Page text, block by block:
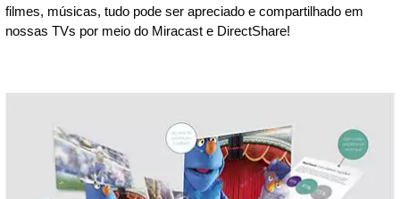
filmes, músicas, tudo pode ser apreciado e compartilhado em
nossas TVs por meio do Miracast e DirectShare!